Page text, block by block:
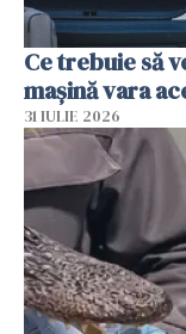
Ce trebuie să
mașină vara
31 IULIE 2026